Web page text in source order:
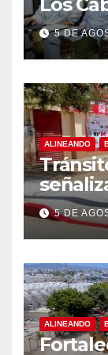
centro
5 DE
ALINEANDO
cruces
Cabos
5 DE
ALINEANDO